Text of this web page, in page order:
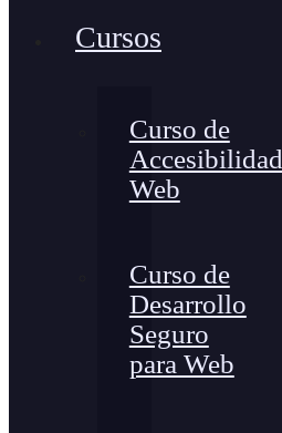
Cursos
Curso de
Accesibilidad
Web
Curso de
Desarrollo
Seguro
para Web